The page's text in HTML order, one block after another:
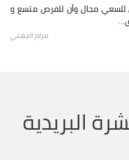
للسعي مجال وأن للفرص متسع و
مرام الجهني
البريدية